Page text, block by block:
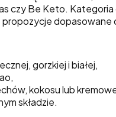
czy Be Keto.
propozycje
gorzkiej i białej,
kokosu lub
składzie.